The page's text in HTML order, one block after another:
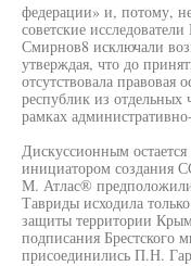
федерации» и, потому,
советские
Смирнов8 исключали
утверждая, что до
отсутствовала правовая
республик из
рамках
Дискуссионным
инициатором создания
М. Атлас®
Тавриды исходила
защиты территории
подписания Брестского
присоединились П.Н.